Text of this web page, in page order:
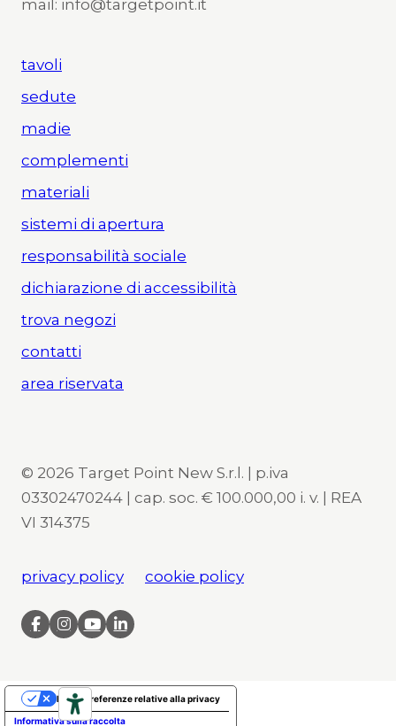
mail: info@targetpoint.it
tavoli
sedute
madie
complementi
materiali
sistemi di apertura
responsabilità sociale
dichiarazione di accessibilità
trova negozi
contatti
area riservata
© 2026 Target Point New S.r.l. | p.iva
03302470244 | cap. soc. € 100.000,00 i. v. | REA
VI 314375
privacy policy cookie policy
Informativa sulla raccolta
Le tue preferenze relative alla privacy